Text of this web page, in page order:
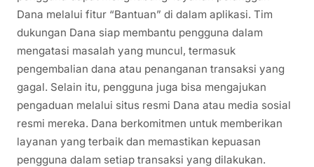
Dana melalui fitur “Bantuan” di dalam aplikasi. Tim
dukungan Dana siap membantu pengguna dalam
mengatasi masalah yang muncul, termasuk
pengembalian dana atau penanganan transaksi yang
gagal. Selain itu, pengguna juga bisa mengajukan
pengaduan melalui situs resmi Dana atau media sosial
resmi mereka. Dana berkomitmen untuk memberikan
layanan yang terbaik dan memastikan kepuasan
pengguna dalam setiap transaksi yang dilakukan.